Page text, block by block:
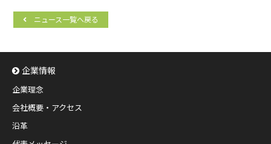
ニュース一覧へ戻る
企業情報
企業理念
会社概要・アクセス
沿革